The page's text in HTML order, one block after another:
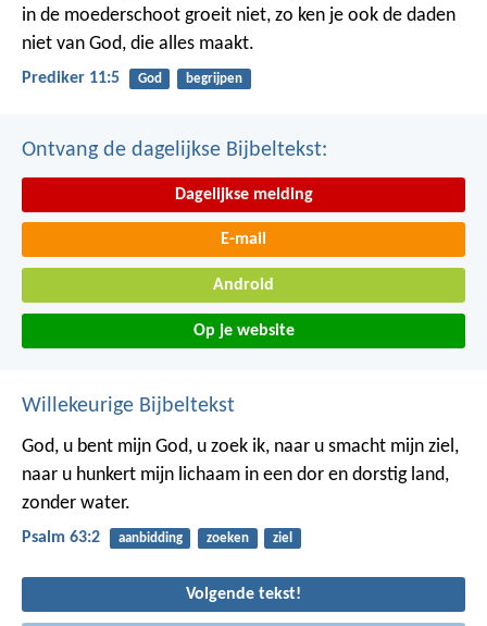
in de moederschoot groeit niet, zo ken je ook de daden
niet van God, die alles maakt.
Prediker 11:5 God begrijpen
Ontvang de dagelijkse Bijbeltekst:
Dagelijkse melding
E-mail
Android
Op je website
Willekeurige Bijbeltekst
God, u bent mijn God, u zoek ik, naar u smacht mijn ziel,
naar u hunkert mijn lichaam in een dor en dorstig land,
zonder water.
Psalm 63:2 aanbidding zoeken ziel
Volgende tekst!